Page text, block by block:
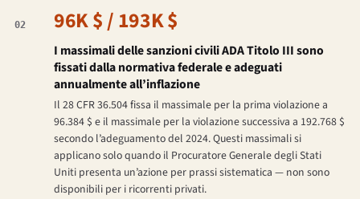
02 96K $ / 193K $
I massimali delle sanzioni civili ADA Titolo III sono
fissati dalla normativa federale e adeguati
annualmente all’inflazione
Il 28 CFR 36.504 fissa il massimale per la prima violazione a
96.384 $ e il massimale per la violazione successiva a 192.768 $
secondo l’adeguamento del 2024. Questi massimali si
applicano solo quando il Procuratore Generale degli Stati
Uniti presenta un’azione per prassi sistematica — non sono
disponibili per i ricorrenti privati.